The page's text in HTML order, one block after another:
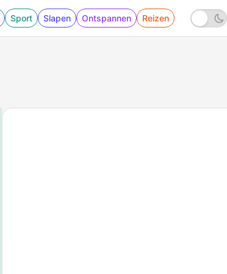
Sport Slapen Ontspannen Reizen